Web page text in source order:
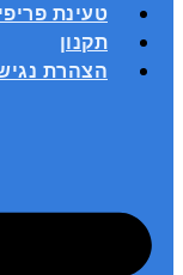
טעינת
תקנון
הצהרת